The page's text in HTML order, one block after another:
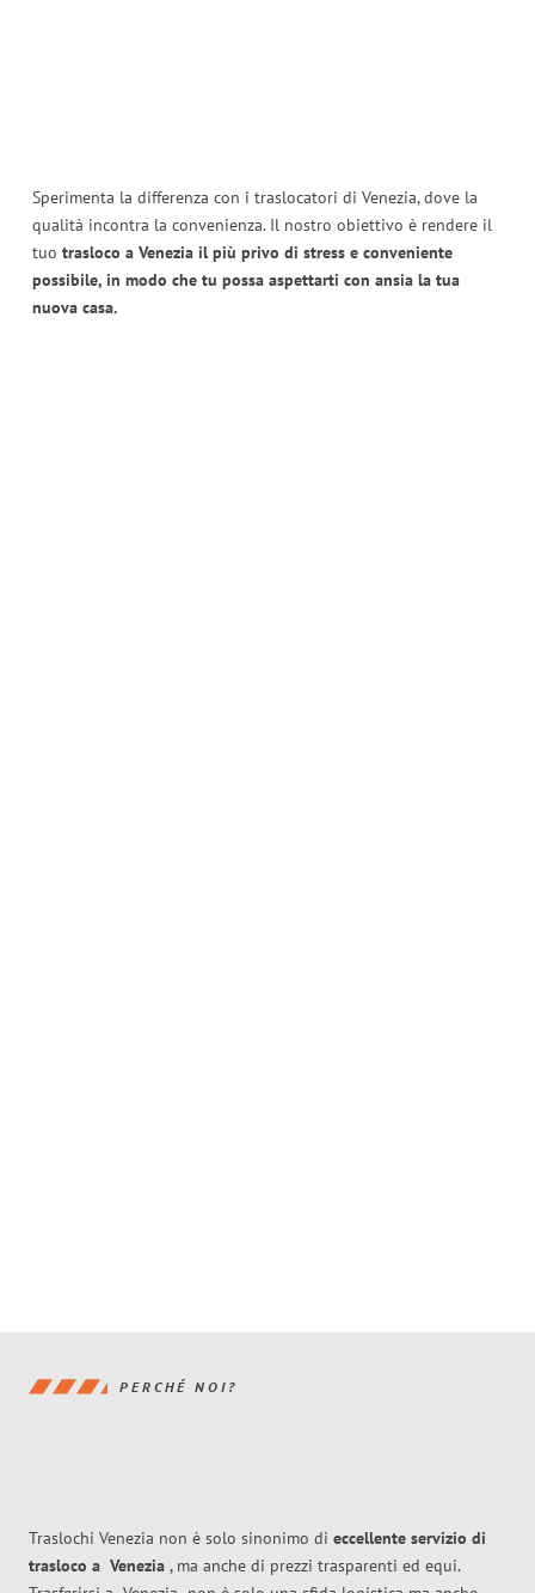
Sperimenta la differenza con i traslocatori di Venezia, dove la
qualità incontra la convenienza. Il nostro obiettivo è rendere il
tuo trasloco a Venezia il più privo di stress e conveniente
possibile, in modo che tu possa aspettarti con ansia la tua
nuova casa.
PERCHÉ NOI?
Traslochi Venezia non è solo sinonimo di eccellente servizio di
trasloco a Venezia , ma anche di prezzi trasparenti ed equi.